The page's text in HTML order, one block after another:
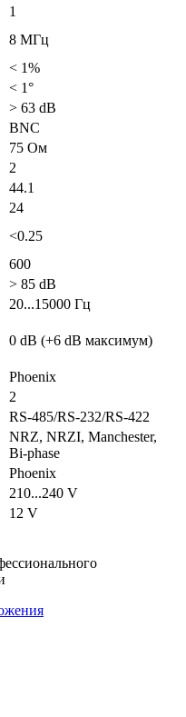
1
8 МГц
< 1%
< 1°
> 63 dB
BNC
75 Ом
2
44.1
24
<0.25
600
> 85 dB
20...15000 Гц
0 dB (+6 dB максимум)
Phoenix
2
RS-485/RS-232/RS-422
NRZ, NRZI, Manchester,
Bi-phase
Phoenix
210...240 V
12 V